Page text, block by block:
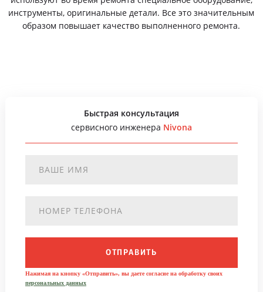
инструменты, оригинальные детали. Все это значительным
образом повышает качество выполненного ремонта.
Быстрая консультация
сервисного инженера Nivona
ОТПРАВИТЬ
Нажимая на кнопку «Отправить», вы даете согласие на обработку своих
персональных данных